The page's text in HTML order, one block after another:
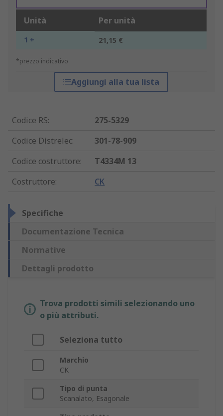
Unità Per unità
1 + 21,15 €
*prezzo indicativo
Aggiungi alla tua lista
Codice RS:
275-5329
Codice Distrelec:
301-78-909
Codice costruttore:
T4334M 13
Costruttore: CK
Specifiche
Documentazione Tecnica
Normative
Dettagli prodotto
Trova prodotti simili selezionando uno
o più attributi.
Seleziona tutto
Marchio
CK
Tipo di punta
Scanalato, Esagonale